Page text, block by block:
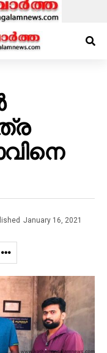
January 16, 2021